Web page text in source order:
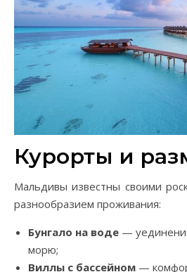
Курорты и
Мальдивы известны своими
разнообразием проживания:
Бунгало на воде —
морю;
Виллы с бассейном —